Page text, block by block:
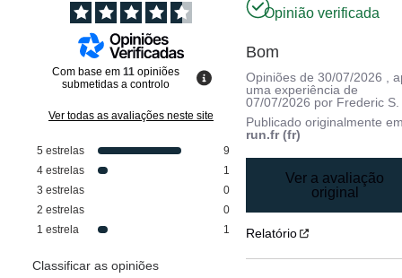
Com base em 11 opiniões
submetidas a controlo
Ver todas as avaliações neste site
5 estrelas
9
4 estrelas
1
3 estrelas
0
2 estrelas
0
1 estrela 1
Classificar as opiniões
Opinião verificada
Bom
Opiniões de30/07/2026
,
uma experiência de
07/07/2026 por Frederic S.
Publicado originalmente
run.fr (fr)
Ver a avaliação
original
Relatório